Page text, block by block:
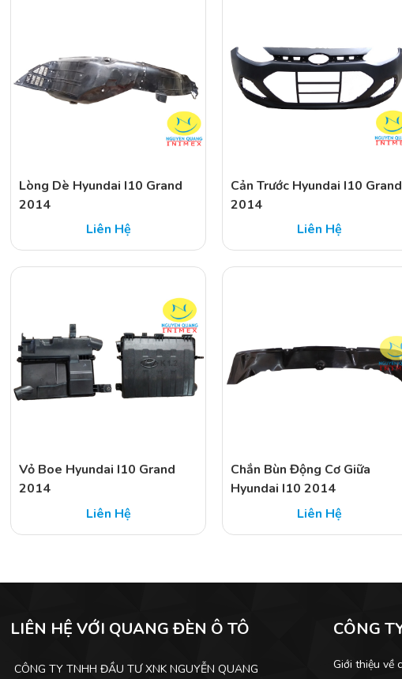
Lòng Dè Hyundai I10 Grand
2014
Liên Hệ
Cản Trước Hyundai I10 Grand
2014
Liên Hệ
Vỏ Boe Hyundai I10 Grand
2014
Liên Hệ
Chắn Bùn Động Cơ Giữa
Hyundai I10 2014
Liên Hệ
LIÊN HỆ VỚI QUANG ĐÈN Ô TÔ
CÔNG TY TNHH ĐẦU TƯ XNK NGUYỄN QUANG
CÔNG
Giới thiệu về